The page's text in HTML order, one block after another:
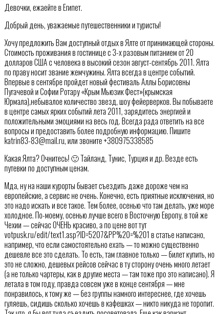
Девочки, ежаейте в Египет.
Добрый день, уважаемые путешественники и туристы!
Хочу предложить Вам доступный отдых в Ялте от принимающей стороны.
Стоимость проживания в гостинице с 3-х разовым питанием от 20
долларов США с человека в высокий сезон август-сентябрь 2011. Ялта
по праву носит звание жемчужины. Ялта всегда в центре событий.
Впервые в сентябре пройдет новый фестиваль Аллы Борисовны
Пугачевой и Софии Ротару «Крым Мьюзик Фест»(крымская
Юрмала),небывалое количество звезд, шоу фейерверков. Вы побываете
в центре самых ярких событий лета 2011, зарядитесь энергией и
положительными эмоциями на весь год . Всегда рада ответить на все
вопросы и предоставить более подробную информацию. Пишите
katrin83-83@mail.ru, или звоните +380975338585
Какая Ялта? Очнитесь! 🙂 Тайланд, Тунис, Турция и др. Везде есть
путевки по доступным ценам.
Мда, ну на наши курорты бывает съездить даже дороже чем на
европейские, а сервис не очень. Конечно, есть приятные исключения, но
это надо искать и все такое. Тем более, осенью что там делать, уже море
холодное. По-моему, осенью лучше всего в Восточную Европу, в той же
Чехии — сейчас ОЧЕНЬ красиво, а по цене вот тут
votpusk.ru/edit/text1.asp?ID=5207&PP%20=%201 в статье написано,
например, что если самостоятельно ехать — то можно существенно
дешевле все это сделать. То есть, там главное только — билет купить, но
это не сложно, дешевых рейсов сейчас в ту сторону очень много летает
(а не только чартеры, как в другие места — там тоже про это написано). Я
летала в том году, правда совсем уже в конце сентября — мне
понравилось, к тому же — без группы намного интереснее, где хочешь
гуляешь, сидишь сколько хочешь в кафешках — никто никуда не торопит.